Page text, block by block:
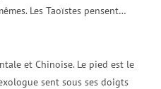
Les Taoïstes pensent…
et Chinoise. Le pied est le
sent sous ses doigts